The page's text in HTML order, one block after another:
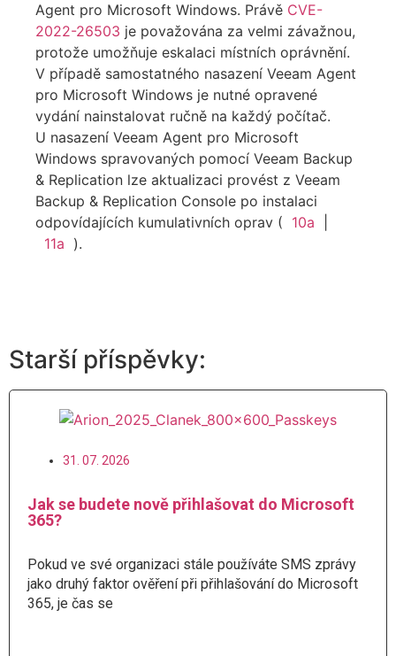
Agent pro Microsoft Windows. Právě CVE-
2022-26503 je považována za velmi závažnou,
protože umožňuje eskalaci místních oprávnění.
V případě samostatného nasazení Veeam Agent
pro Microsoft Windows je nutné opravené
vydání nainstalovat ručně na každý počítač.
U nasazení Veeam Agent pro Microsoft
Windows spravovaných pomocí Veeam Backup
& Replication lze aktualizaci provést z Veeam
Backup & Replication Console po instalaci
odpovídajících kumulativních oprav ( 10a
11a ).
Starší příspěvky:
31. 07. 2026
Jak se budete nově přihlašovat do Microsoft
365?
Pokud ve své organizaci stále používáte SMS zprávy
jako druhý faktor ověření při přihlašování do Microsoft
365, je čas se